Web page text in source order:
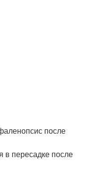
после
в пересадке после